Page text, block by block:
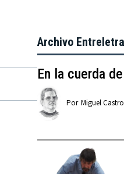
Archivo
En la cuerda
Por Miguel